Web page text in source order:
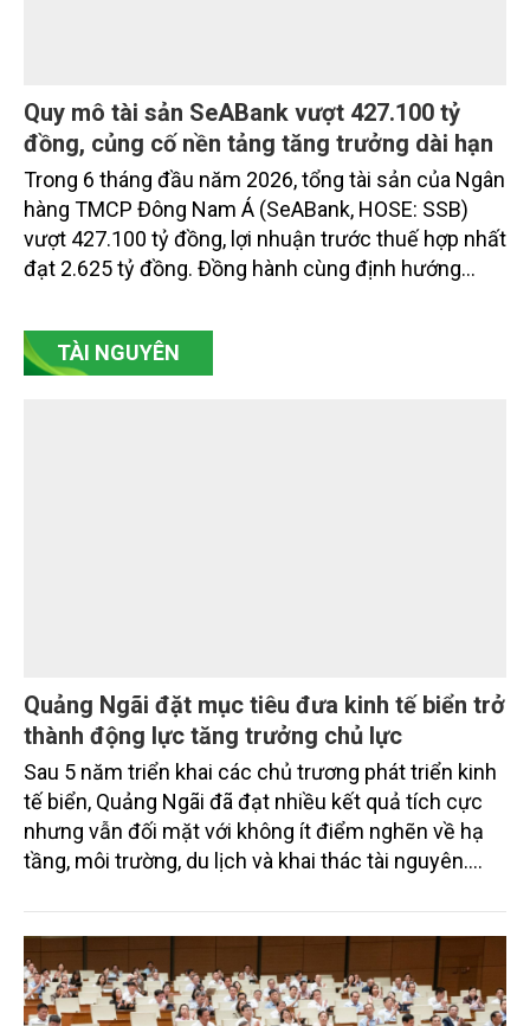
Quy mô tài sản SeABank vượt 427.100 tỷ
đồng, củng cố nền tảng tăng trưởng dài hạn
Trong 6 tháng đầu năm 2026, tổng tài sản của Ngân
hàng TMCP Đông Nam Á (SeABank, HOSE: SSB)
vượt 427.100 tỷ đồng, lợi nhuận trước thuế hợp nhất
đạt 2.625 tỷ đồng. Đồng hành cùng định hướng
SeABank tiếp tục duy trì hoạt động hiệu quả, mở
rộng tín dụng, củng cố nguồn vốn và đảm bảo các
TÀI NGUYÊN
Quảng Ngãi đặt mục tiêu đưa kinh tế biển trở
thành động lực tăng trưởng chủ lực
Sau 5 năm triển khai các chủ trương phát triển kinh
tế biển, Quảng Ngãi đã đạt nhiều kết quả tích cực
nhưng vẫn đối mặt với không ít điểm nghẽn về hạ
tầng, môi trường, du lịch và khai thác tài nguyên.
đặt mục tiêu đưa kinh tế biển phát triển nhanh, bền
trưởng của tỉnh đến năm 2030, tầm nhìn đến năm
2045.